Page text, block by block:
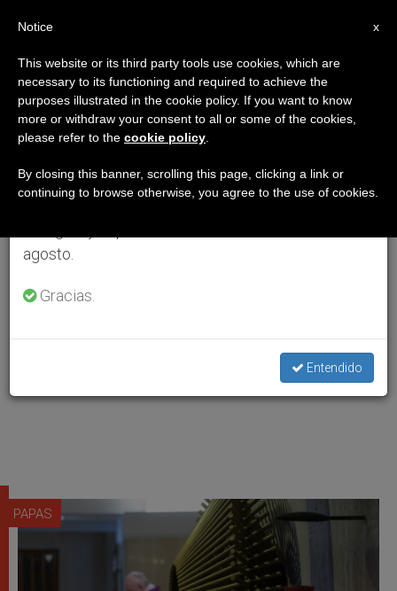
PAPAS
×
Aviso importante
Del 27 de julio al 7 de agosto haremos la pausa
anual, aprovechando que en el periodo de verano
se generan menos informaciones y también el
agosto.
Gracias.
Entendido
x
Notice
This website or its third party tools use cookies, which are
necessary to its functioning and required to achieve the
purposes illustrated in the cookie policy. If you want to know
more or withdraw your consent to all or some of the cookies,
please refer to the cookie policy
By closing this banner, scrolling this page, clicking a link or
continuing to browse otherwise, you agree to the use of cookies.